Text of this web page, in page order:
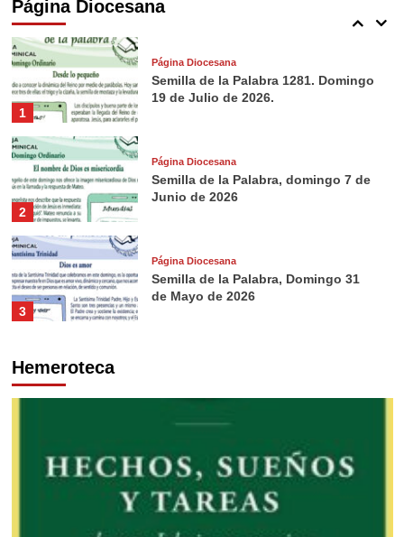
Página Diocesana
5
1
Página Diocesana
Semilla de la Palabra 1281. Domingo
19 de Julio de 2026.
2
Página Diocesana
Semilla de la Palabra, domingo 7 de
Junio de 2026
3
Página Diocesana
Semilla de la Palabra, Domingo 31
de Mayo de 2026
Mayo de 2026
Página Diocesana
Semilla de la Palabra, domingo 03 de
Mayo de 2026
Hemeroteca